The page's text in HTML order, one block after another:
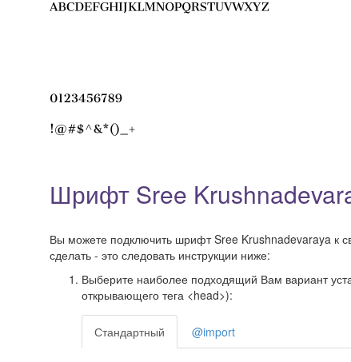
Шрифт Sree
Вы можете подключить шрифт Sree Krushnadevaraya к
сделать - это следовать инструкции ниже:
Выберите наиболее подходящий Вам вариант
открывающего тега <head>):
Стандартный @import